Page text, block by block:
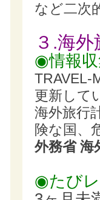
など二次
３.海
◉情報
TRAVEL-
更新して
海外旅行
険な国、
外務省 海
◉たび